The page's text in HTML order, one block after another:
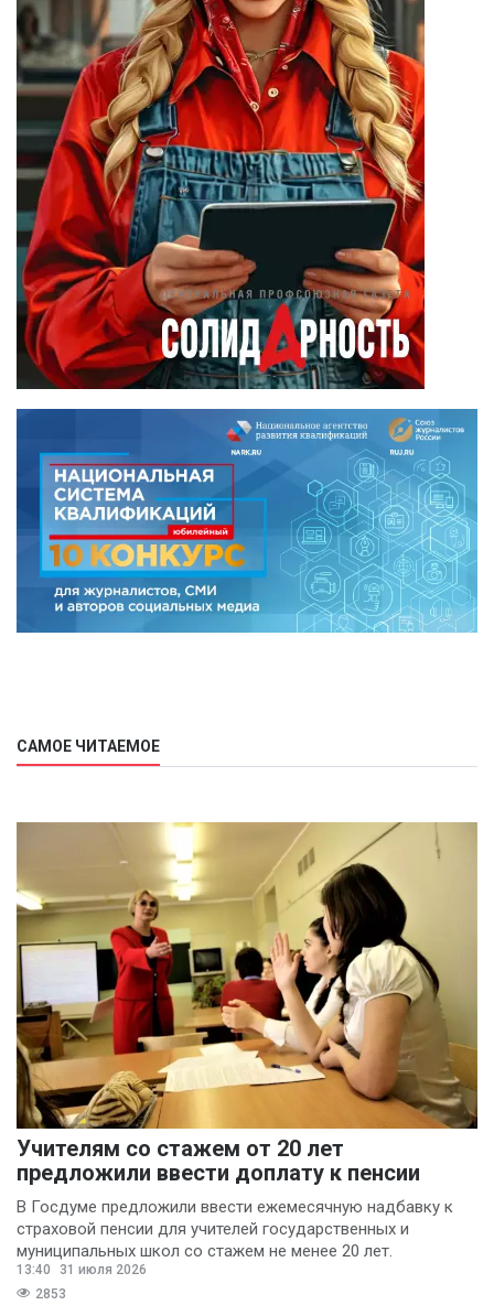
САМОЕ ЧИТАЕМОЕ
Учителям со стажем от 20 лет
предложили ввести доплату к пенсии
В Госдуме предложили ввести ежемесячную надбавку к
страховой пенсии для учителей государственных и
муниципальных школ со стажем не менее 20 лет.
13:40
31 июля 2026
2853